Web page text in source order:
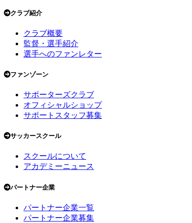
クラブ紹介
クラブ概要
監督・選手紹介
選手へのファンレター
ファンゾーン
サポーターズクラブ
オフィシャルショップ
サポートスタッフ募集
サッカースクール
スクールについて
アカデミーニュース
パートナー企業
パートナー企業一覧
パートナー企業募集